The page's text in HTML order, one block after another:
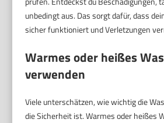
unbedingt aus. Das sorgt dafür, dass
sicher funktioniert und Verletzungen
Warmes oder heißes
verwenden
Viele unterschätzen, wie wichtig die
die Sicherheit ist. Warmes oder heißes